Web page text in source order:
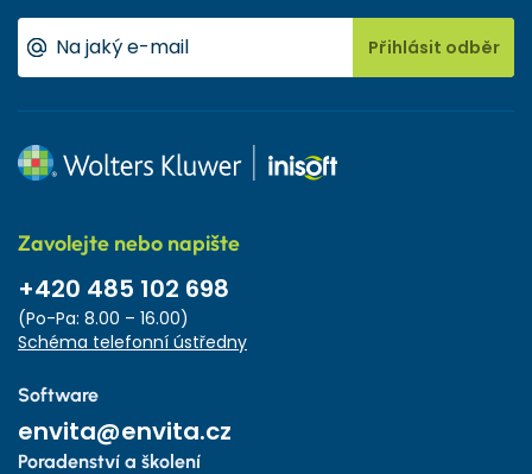
Přihlásit odběr
Zavolejte nebo napište
+420 485 102 698
(Po-Pa: 8.00 – 16.00)
Schéma telefonní ústředny
Software
envita@envita.cz
Poradenství a školení